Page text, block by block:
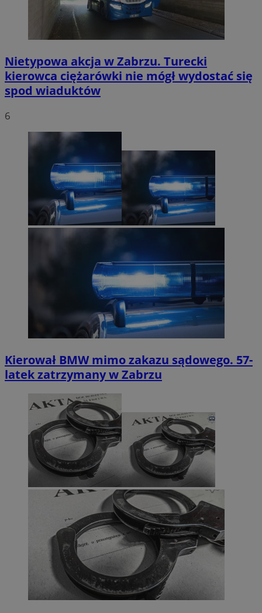
Nietypowa akcja w Zabrzu. Turecki
kierowca ciężarówki nie mógł wydostać się
spod wiaduktów
6
Kierował BMW mimo zakazu sądowego. 57-
latek zatrzymany w Zabrzu